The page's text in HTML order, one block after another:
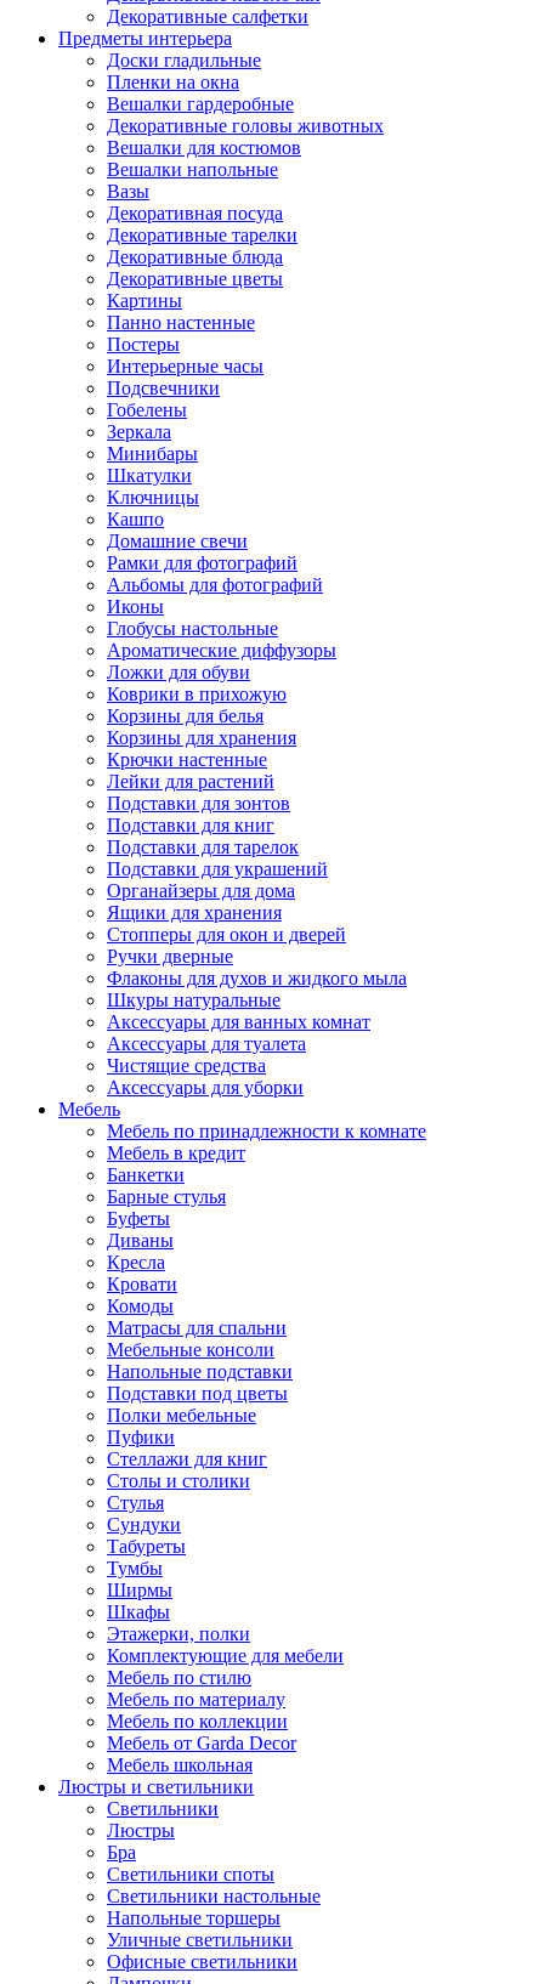
Декоративные салфетки
Предметы интерьера
Доски гладильные
Пленки на окна
Вешалки гардеробные
Декоративные головы животных
Вешалки для костюмов
Вешалки напольные
Вазы
Декоративная посуда
Декоративные тарелки
Декоративные блюда
Декоративные цветы
Картины
Панно настенные
Постеры
Интерьерные часы
Подсвечники
Гобелены
Зеркала
Минибары
Шкатулки
Ключницы
Кашпо
Домашние свечи
Рамки для фотографий
Альбомы для фотографий
Иконы
Глобусы настольные
Ароматические диффузоры
Ложки для обуви
Коврики в прихожую
Корзины для белья
Корзины для хранения
Крючки настенные
Лейки для растений
Подставки для зонтов
Подставки для книг
Подставки для тарелок
Подставки для украшений
Органайзеры для дома
Ящики для хранения
Стопперы для окон и дверей
Ручки дверные
Флаконы для духов и жидкого мыла
Шкуры натуральные
Аксессуары для ванных комнат
Аксессуары для туалета
Чистящие средства
Аксессуары для уборки
Мебель
Мебель по принадлежности к комнате
Мебель в кредит
Банкетки
Барные стулья
Буфеты
Диваны
Кресла
Кровати
Комоды
Матрасы для спальни
Мебельные консоли
Напольные подставки
Подставки под цветы
Полки мебельные
Пуфики
Стеллажи для книг
Столы и столики
Стулья
Сундуки
Табуреты
Тумбы
Ширмы
Шкафы
Этажерки, полки
Комплектующие для мебели
Мебель по стилю
Мебель по материалу
Мебель по коллекции
Мебель от Garda Decor
Мебель школьная
Люстры и светильники
Светильники
Люстры
Бра
Светильники споты
Светильники настольные
Напольные торшеры
Уличные светильники
Офисные светильники